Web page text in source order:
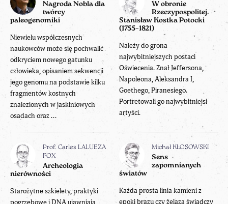
Nagroda Nobla dla
twórcy
paleogenomiki
Niewielu współczesnych
naukowców może się pochwalić
odkryciem nowego gatunku
człowieka, opisaniem sekwencji
jego genomu na podstawie kilku
fragmentów kostnych
znalezionych w jaskiniowych
osadach oraz ...
W obronie
Rzeczypospolitej.
Stanisław Kostka Potocki
(1755–1821)
Należy do grona
najwybitniejszych postaci
Oświecenia. Znał Jeffersona,
Napoleona, Aleksandra I,
Goethego, Piranesiego.
Portretowali go najwybitniejsi
artyści.
Prof. Carles LALUEZA
FOX
Archeologia
nierówności
Starożytne szkielety, praktyki
Michał KŁOSOWSKI
Sens
zapomnianych
światów
Każda prosta linia kamieni z
epoki brązu czy żelaza świadczy